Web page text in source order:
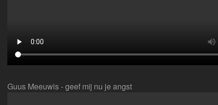
Guus Meeuwis - geef mij nu je angst